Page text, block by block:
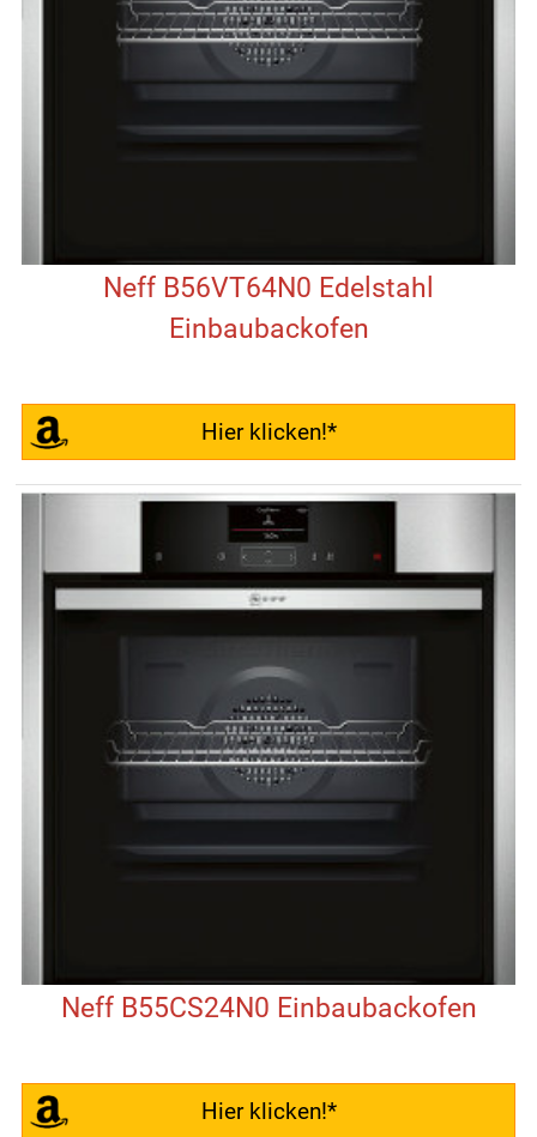
Neff B56VT64N0 Edelstahl
Einbaubackofen
Hier klicken!*
Neff B55CS24N0 Einbaubackofen
Hier klicken!*